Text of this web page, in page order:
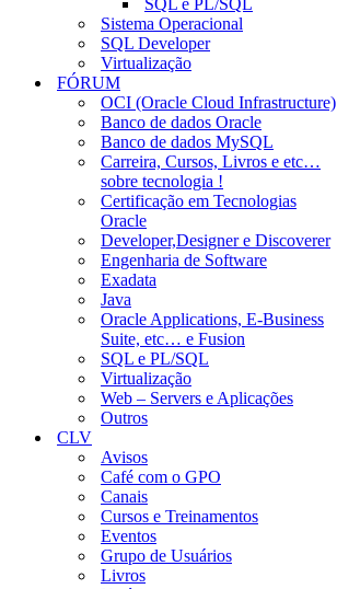
SQL e PL/SQL
Sistema Operacional
SQL Developer
Virtualização
FÓRUM
OCI (Oracle Cloud Infrastructure)
Banco de dados Oracle
Banco de dados MySQL
Carreira, Cursos, Livros e etc…
sobre tecnologia !
Certificação em Tecnologias
Oracle
Developer,Designer e Discoverer
Engenharia de Software
Exadata
Java
Oracle Applications, E-Business
Suite, etc… e Fusion
SQL e PL/SQL
Virtualização
Web – Servers e Aplicações
Outros
CLV
Avisos
Café com o GPO
Canais
Cursos e Treinamentos
Eventos
Grupo de Usuários
Livros